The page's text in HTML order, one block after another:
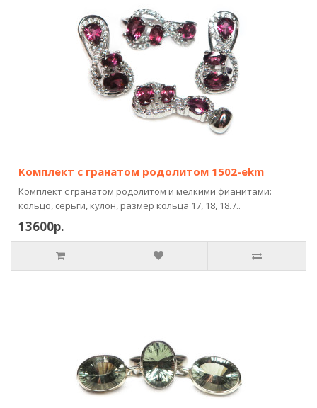
Комплект с гранатом родолитом 1502-ekm
Комплект с гранатом родолитом и мелкими фианитами:
кольцо, серьги, кулон, размер кольца 17, 18, 18.7..
13600р.